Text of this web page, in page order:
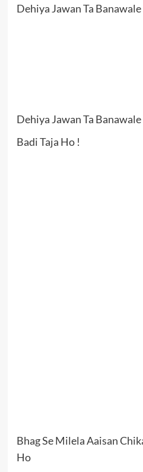
Dehiya Jawan Ta
Dehiya Jawan Ta
Badi Taja Ho !
Bhag Se Milela Aaisan
Ho